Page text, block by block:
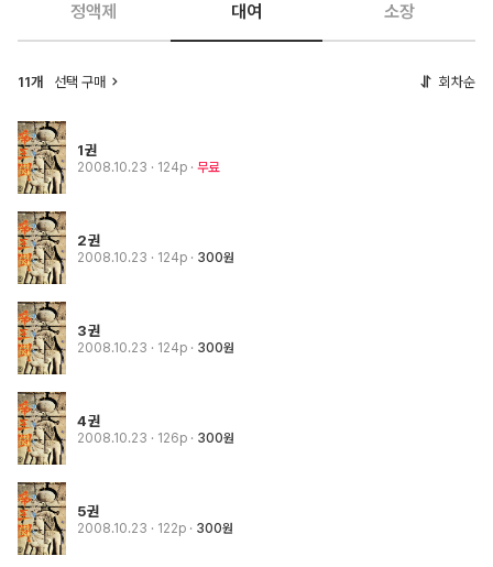
정액제 대여 소장
11개 선택 구매 회차순
1권
2008.10.23 · 124p 무료
2권
2008.10.23 · 124p 300원
3권
2008.10.23 · 124p 300원
4권
2008.10.23 · 126p 300원
5권
2008.10.23 · 122p 300원